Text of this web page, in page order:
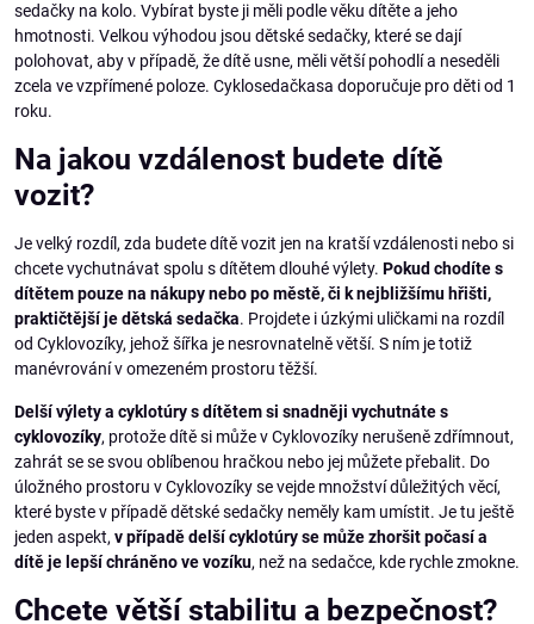
sedačky na kolo. Vybírat byste ji měli podle věku dítěte a jeho
hmotnosti. Velkou výhodou jsou dětské sedačky, které se dají
polohovat, aby v případě, že dítě usne, měli větší pohodlí a neseděli
zcela ve vzpřímené poloze. Cyklosedačkasa doporučuje pro děti od 1
roku.
Na jakou vzdálenost budete dítě
vozit?
Je velký rozdíl, zda budete dítě vozit jen na kratší vzdálenosti nebo si
chcete vychutnávat spolu s dítětem dlouhé výlety. Pokud chodíte s
dítětem pouze na nákupy nebo po městě, či k nejbližšímu hřišti,
praktičtější je dětská sedačka. Projdete i úzkými uličkami na rozdíl
od Cyklovozíky, jehož šířka je nesrovnatelně větší. S ním je totiž
manévrování v omezeném prostoru těžší.
Delší výlety a cyklotúry s dítětem si snadněji vychutnáte s
cyklovozíky, protože dítě si může v Cyklovozíky nerušeně zdřímnout,
zahrát se se svou oblíbenou hračkou nebo jej můžete přebalit. Do
úložného prostoru v Cyklovozíky se vejde množství důležitých věcí,
které byste v případě dětské sedačky neměly kam umístit. Je tu ještě
jeden aspekt, v případě delší cyklotúry se může zhoršit počasí a
dítě je lepší chráněno ve vozíku, než na sedačce, kde rychle zmokne.
Chcete větší stabilitu a bezpečnost?